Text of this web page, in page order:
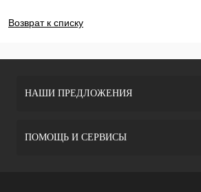
Возврат к списку
НАШИ ПРЕДЛОЖЕНИЯ
ПОМОЩЬ И СЕРВИСЫ